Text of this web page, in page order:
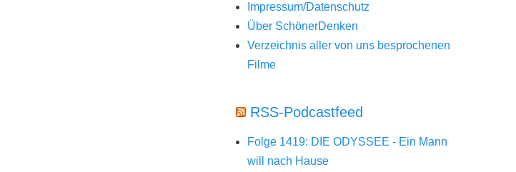
Impressum/Datenschutz
Über SchönerDenken
Verzeichnis aller von uns besprochenen
Filme
RSS-Podcastfeed
Folge 1419: DIE ODYSSEE - Ein Mann
will nach Hause